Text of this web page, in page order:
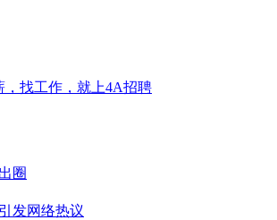
，找工作，就上4A招聘
圈
发网络热议